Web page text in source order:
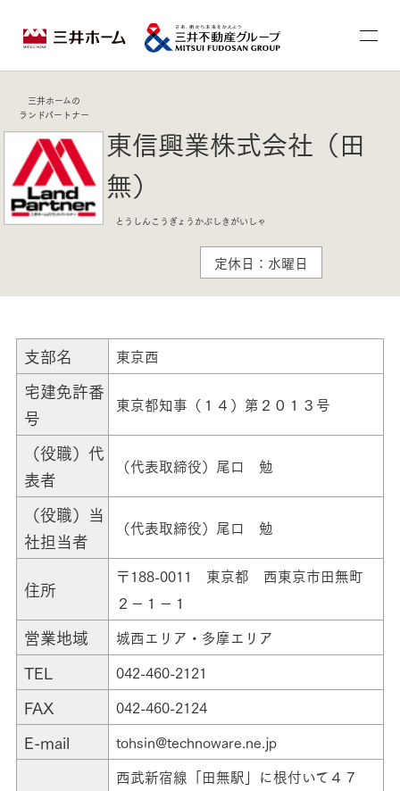
三井ホームの
ランドパートナー
東信興業株式会社（田
無）
とうしんこうぎょうかぶしきがいしゃ
定休日：水曜日
支部名 東京西
宅建免許番
号
東京都知事（１４）第２０１３号
（役職）代
表者
（代表取締役）尾口 勉
（役職）当
社担当者
（代表取締役）尾口 勉
住所
〒188-0011 東京都 西東京市田無町
２－１－１
営業地域 城西エリア・多摩エリア
TEL 042-460-2121
FAX 042-460-2124
E-mail tohsin@technoware.ne.jp
西武新宿線「田無駅」に根付いて４７